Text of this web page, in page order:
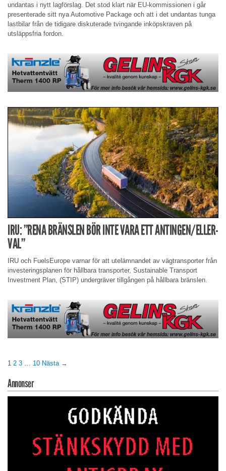
undantas i nytt lagförslag. Det stod klart när EU-kommissionen i går
presenterade sitt nya Automotive Package och att i det undantas tunga
lastbilar från de tidigare diskuterade tvingande inköpskraven på
utsläppsfria fordon.
IRU: ”RENA BRÄNSLEN BÖR INTE VARA ETT ANTINGEN/ELLER-
VAL”
IRU och FuelsEurope varnar för att utelämnandet av vägtransporter från
investeringsplanen för hållbara transporter, Sustainable Transport
Investment Plan, (STIP) undergräver tillgången på hållbara bränslen.
1 2 3 10 Nästa →
Annonser